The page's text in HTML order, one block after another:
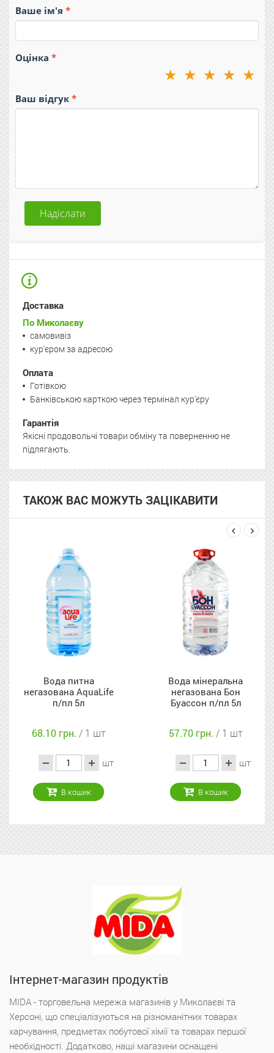
Ваше ім'я
Оцінка
★
★
★
★
★
Ваш відгук
Надіслати
Доставка
По Миколаєву
самовивіз
кур'єром за адресою
Оплата
Готівкою
Банківською карткою через термінал кур'єру
Гарантія
Якісні продовольчі товари обміну та поверненню не
підлягають.
ТАКОЖ ВАС МОЖУТЬ ЗАЦІКАВИТИ
Вода мінеральна
негазована Бон
57.70 грн.
Вода питна
негазована
Water
64.40 грн.
prev
next
Інтернет-магазин продуктів
MIDA - торговельна мережа магазинів у Миколаєві та
Херсоні, що спеціалізуються на різноманітних товарах
харчування, предметах побутової хімії та товарах першої
необхідності. Додатково, наші магазини оснащені